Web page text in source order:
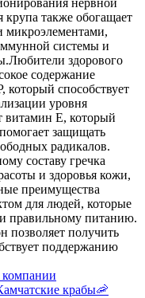
крупа также обогащает
микроэлементами,
системы и
Любители здорового
содержание
способствует
уровня
витамин Е, который
защищать
радикалов.
составу гречка
и здоровья кожи,
преимущества
для людей, которые
правильному питанию.
позволяет получить
поддержанию
крабы🦐